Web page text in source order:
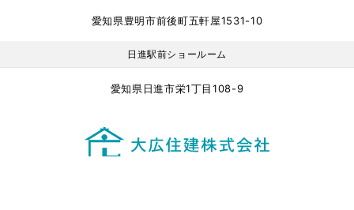
愛知県豊明市前後町五軒屋1531-10
日進駅前ショールーム
愛知県日進市栄1丁目108-9